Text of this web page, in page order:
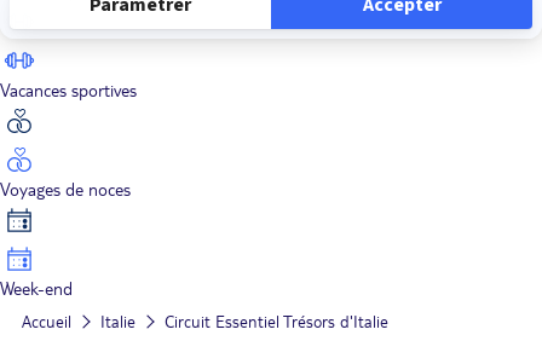
Vacances sportives
Voyages de noces
Week-end
Accueil Italie Circuit Essentiel Trésors d'Italie